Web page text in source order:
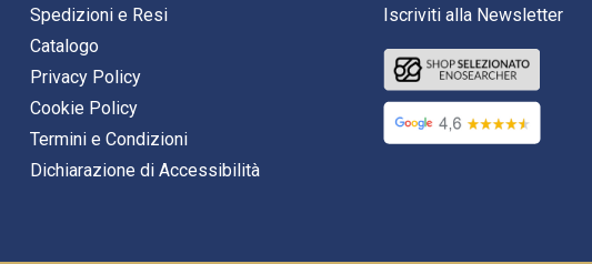
Spedizioni e Resi
Catalogo
Privacy Policy
Cookie Policy
Termini e Condizioni
Dichiarazione di Accessibilità
Iscriviti alla Newsletter